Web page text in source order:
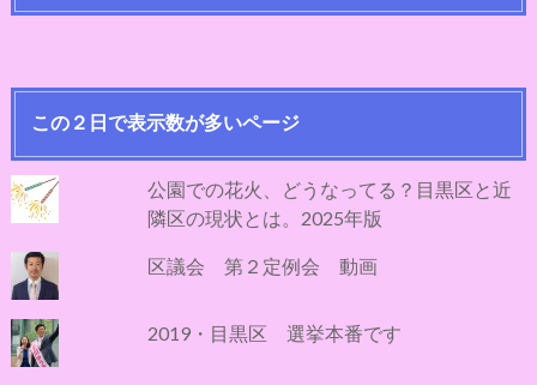
この２日で表示数が多いページ
公園での花火、どうなってる？目黒区と近
隣区の現状とは。2025年版
区議会 第２定例会 動画
2019・目黒区 選挙本番です